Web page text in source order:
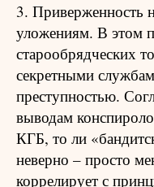
3. Приверженность
уложениям. В этом
старообрядческих
секретными
преступностью.
выводам
КГБ, то ли
неверно – просто
коррелирует с